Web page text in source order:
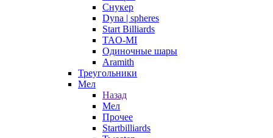
Снукер
Dyna | spheres
Start Billiards
TAO-MI
Одиночные шары
Aramith
Треугольники
Мел
Назад
Мел
Прочее
Startbilliards